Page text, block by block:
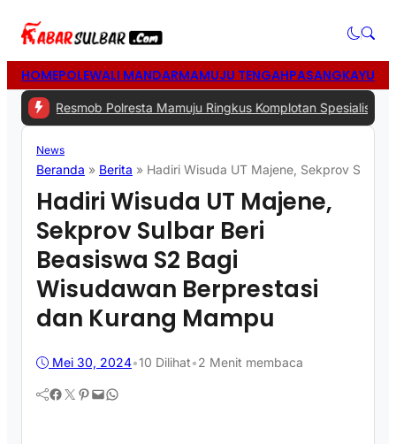
HOMEPOLEWALI MANDARMAMUJU TENGAHPASANGKAYU
Polresta Mamuju Ringkus Komplotan Spesialis Pencurian di
News
Beranda » Berita » Hadiri Wisuda UT Majene, Sekprov
Hadiri Wisuda UT Majene,
Sekprov Sulbar Beri
Beasiswa S2 Bagi
Wisudawan Berprestasi
dan Kurang Mampu
Mei 30, 2024•10 Dilihat•2 Menit membaca
Facebook Twitter Pinterest Mail WhatsApp